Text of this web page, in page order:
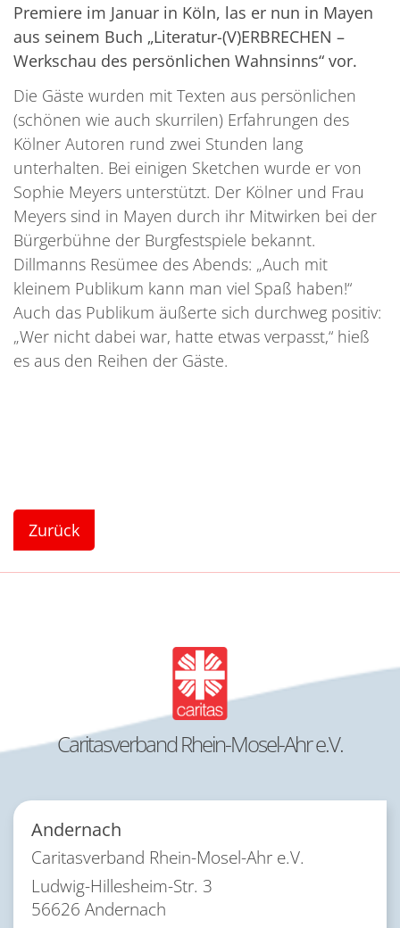
Premiere im Januar in Köln, las er nun in Mayen
aus seinem Buch „Literatur-(V)ERBRECHEN –
Werkschau des persönlichen Wahnsinns“ vor.
Die Gäste wurden mit Texten aus persönlichen
(schönen wie auch skurrilen) Erfahrungen des
Kölner Autoren rund zwei Stunden lang
unterhalten. Bei einigen Sketchen wurde er von
Sophie Meyers unterstützt. Der Kölner und Frau
Meyers sind in Mayen durch ihr Mitwirken bei der
Bürgerbühne der Burgfestspiele bekannt.
Dillmanns Resümee des Abends: „Auch mit
kleinem Publikum kann man viel Spaß haben!“
Auch das Publikum äußerte sich durchweg positiv:
„Wer nicht dabei war, hatte etwas verpasst,“ hieß
es aus den Reihen der Gäste.
Zurück
Caritasverband Rhein-Mosel-Ahr e.V.
Andernach
Caritasverband Rhein-Mosel-Ahr e.V.
Ludwig-Hillesheim-Str. 3
56626 Andernach